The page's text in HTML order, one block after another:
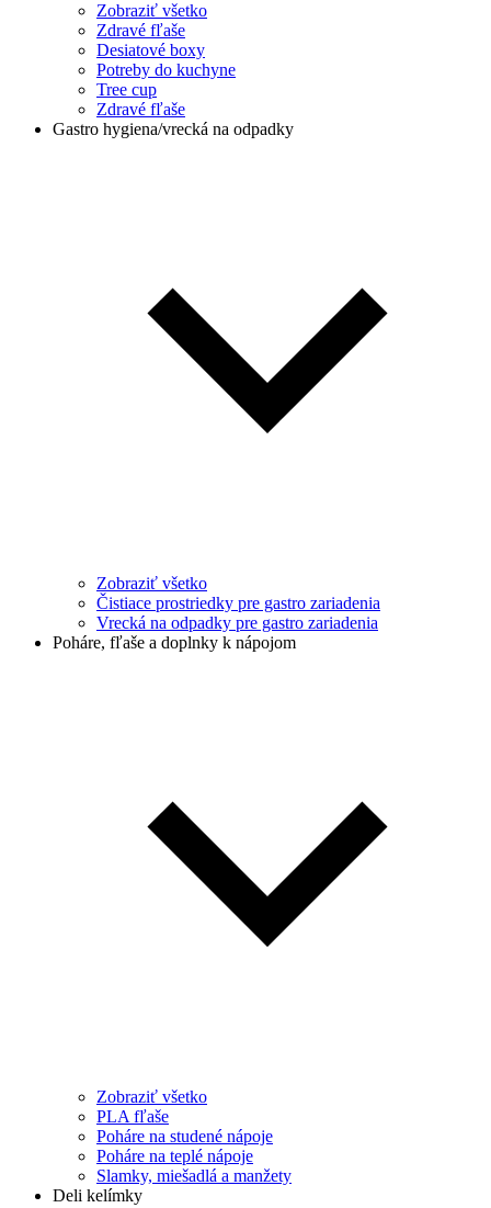
Zobraziť všetko
Zdravé fľaše
Desiatové boxy
Potreby do kuchyne
Tree cup
Zdravé fľaše
Gastro hygiena/vrecká na odpadky
Zobraziť všetko
Čistiace prostriedky pre gastro zariadenia
Vrecká na odpadky pre gastro zariadenia
Poháre, fľaše a doplnky k nápojom
Zobraziť všetko
PLA fľaše
Poháre na studené nápoje
Poháre na teplé nápoje
Slamky, miešadlá a manžety
Deli kelímky